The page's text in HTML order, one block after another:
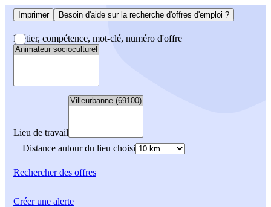
Imprimer Besoin d'aide sur la recherche d'offres d'emploi ?
Métier, compétence, mot-clé, numéro d'offre
Lieu de travail
Distance autour du lieu choisi
Rechercherdes offres
Créer une alerte